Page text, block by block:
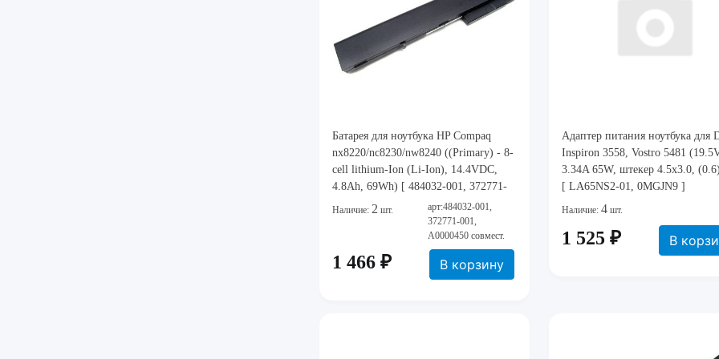
Батарея для ноутбука HP Compaq
nx8220/nc8230/nw8240 ((Primary) - 8-
cell lithium-Ion (Li-Ion), 14.4VDC,
4.8Ah, 69Wh) [ 484032-001, 372771-
001, A0000450
Наличие: 2 шт.
арт:484032-001,
372771-001,
A0000450 совмест.
1 466 ₽ В корзину
Адаптер питания ноутбука для
Inspiron 3558, Vostro 5481
3.34A 65W, штекер 4.5x3.0,
[ LA65NS2-01, 0MGJN9 ]
Наличие: 4шт.
1 525 ₽ В